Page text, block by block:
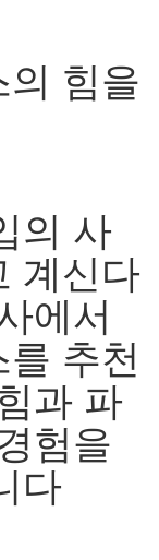
힘을
의 사
계신다
에서
추천
과 파
험을
다